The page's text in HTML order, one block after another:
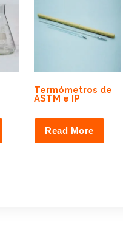
Termómetros de
ASTM e IP
Read More